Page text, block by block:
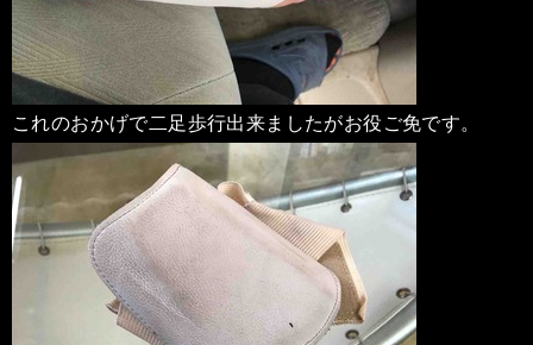
これのおかげで二足歩行出来ましたがお役ご免です。